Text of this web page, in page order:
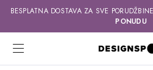
BESPLATNA DOSTAVA ZA SVE
PONUDU